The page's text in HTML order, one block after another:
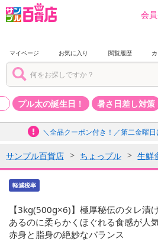
会
マイページ お気に入り 閲覧履歴
プル太の誕生日！ 暑さ日差し対策
＼全品クーポン付き！／第二金曜日
サンプル百貨店 ちょっプル 生鮮
軽減税率
【3kg(500g×6)】極厚秘伝のタレ漬
あるのに柔らかくほぐれる食感が人
赤身と脂身の絶妙なバランス